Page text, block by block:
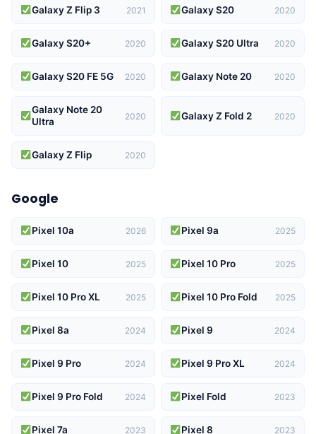
Galaxy Z Flip 3 2021 Galaxy S20 2020
Galaxy S20+ 2020 Galaxy S20 Ultra 2020
Galaxy S20 FE 5G 2020 Galaxy Note 20 2020
Galaxy Note 20
Ultra
2020 Galaxy Z Fold 2 2020
Galaxy Z Flip 2020
Google
Pixel 10a 2026 Pixel 9a 2025
Pixel 10 2025 Pixel 10 Pro 2025
Pixel 10 Pro XL 2025 Pixel 10 Pro Fold 2025
Pixel 8a 2024 Pixel 9 2024
Pixel 9 Pro 2024 Pixel 9 Pro XL 2024
Pixel 9 Pro Fold 2024 Pixel Fold 2023
Pixel 7a 2023 Pixel 8 2023